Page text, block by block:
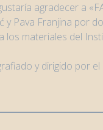
agradecer a
y Pava Franjina por
los materiales del
y dirigido por el